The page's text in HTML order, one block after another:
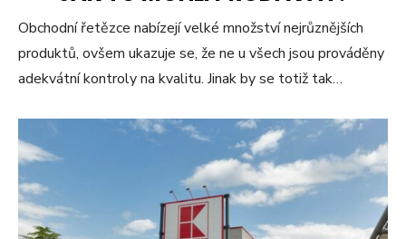
Obchodní řetězce nabízejí velké množství nejrůznějších
produktů, ovšem ukazuje se, že ne u všech jsou prováděny
adekvátní kontroly na kvalitu. Jinak by se totiž tak…